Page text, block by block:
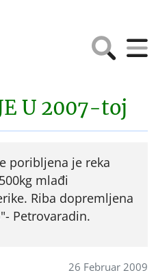
U 2007-toj
poribljena je reka
mlađi
Riba dopremljena
Petrovaradin.
26 Februar 2009